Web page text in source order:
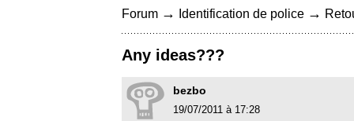
Forum → Identification de police →
Any ideas???
bezbo
19/07/2011 à 17:28